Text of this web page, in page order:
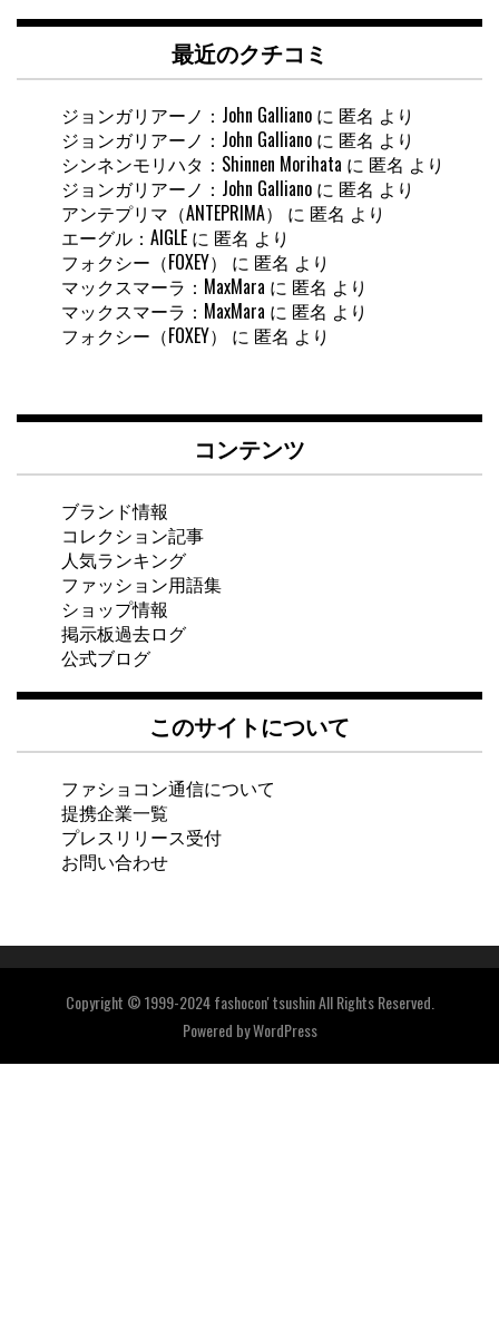
最近のクチコミ
ジョンガリアーノ：John Galliano に 匿名 より
ジョンガリアーノ：John Galliano に 匿名 より
シンネンモリハタ：Shinnen Morihata に 匿名 より
ジョンガリアーノ：John Galliano に 匿名 より
アンテプリマ（ANTEPRIMA）
に 匿名 より
エーグル：AIGLE に 匿名 より
フォクシー（FOXEY）
に 匿名 より
マックスマーラ：MaxMara に 匿名 より
マックスマーラ：MaxMara に 匿名 より
フォクシー（FOXEY）
に 匿名 より
コンテンツ
ブランド情報
コレクション記事
人気ランキング
ファッション用語集
ショップ情報
掲示板過去ログ
公式ブログ
このサイトについて
ファショコン通信について
提携企業一覧
プレスリリース受付
お問い合わせ
Copyright © 1999-2024 fashocon' tsushin All Rights Reserved.
Powered byWordPress